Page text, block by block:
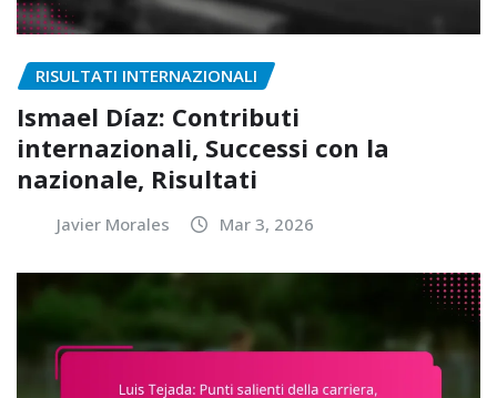
RISULTATI INTERNAZIONALI
Ismael Díaz: Contributi
internazionali, Successi con la
nazionale, Risultati
Javier Morales Mar 3, 2026